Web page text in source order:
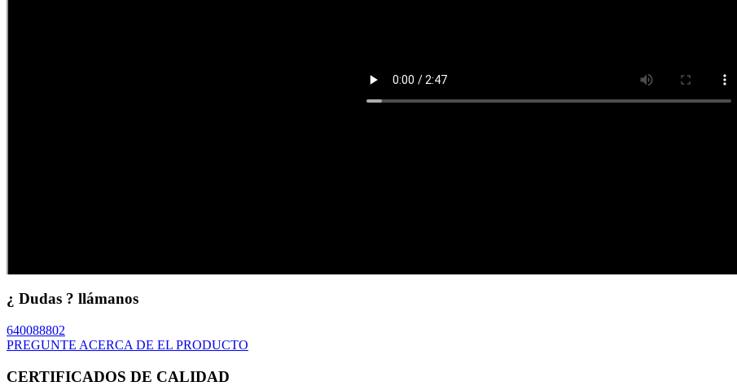
¿ Dudas ? llámanos
640088802
PREGUNTE ACERCA DE EL PRODUCTO
CERTIFICADOS DE CALIDAD